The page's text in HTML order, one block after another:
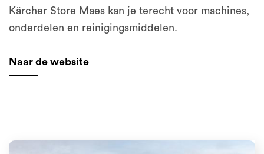
Kärcher Store Maes kan je terecht voor machines,
onderdelen en reinigingsmiddelen.
Naar de website